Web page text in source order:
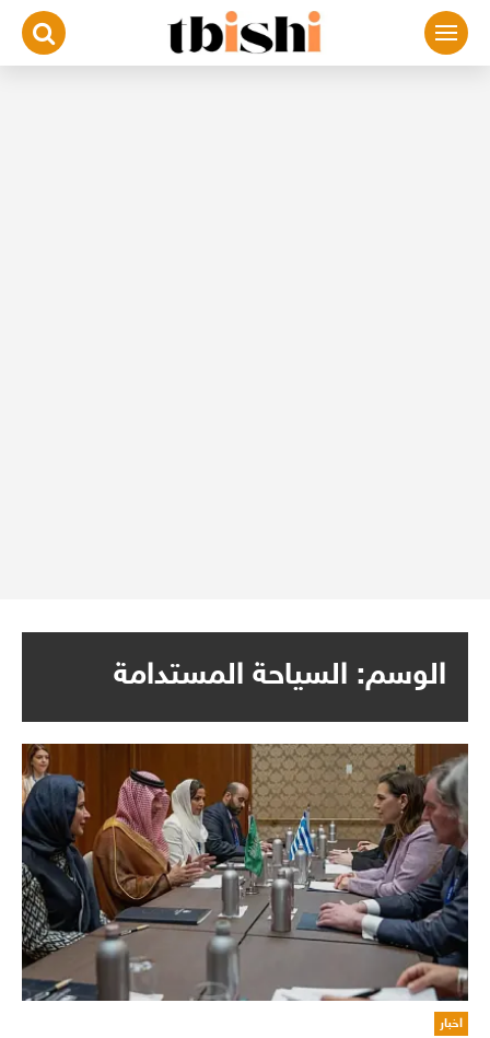
التجاوز
المحتوى
الوسم: السياحة المستدامة
اخبار